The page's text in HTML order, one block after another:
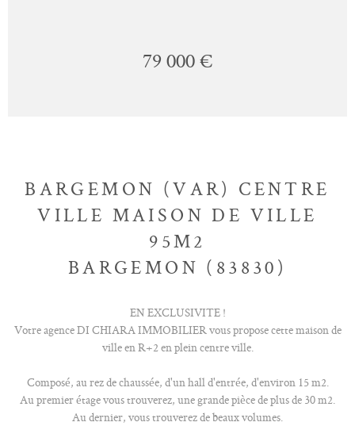
79 000 €
BARGEMON (VAR) CENTRE
VILLE MAISON DE VILLE
95M2
BARGEMON (83830)
EN EXCLUSIVITE !
Votre agence DI CHIARA IMMOBILIER vous propose cette maison de
ville en R+2 en plein centre ville.
Composé, au rez de chaussée, d'un hall d'entrée, d'environ 15 m2.
Au premier étage vous trouverez, une grande pièce de plus de 30 m2.
Au dernier, vous trouverez de beaux volumes.